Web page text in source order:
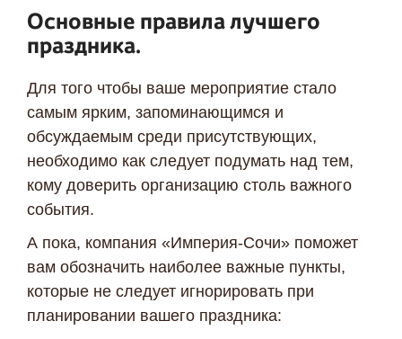
Основные правила лучшего
праздника.
Для того чтобы ваше мероприятие стало
самым ярким, запоминающимся и
обсуждаемым среди присутствующих,
необходимо как следует подумать над тем,
кому доверить организацию столь важного
события.
А пока, компания «Империя-Сочи» поможет
вам обозначить наиболее важные пункты,
которые не следует игнорировать при
планировании вашего праздника: